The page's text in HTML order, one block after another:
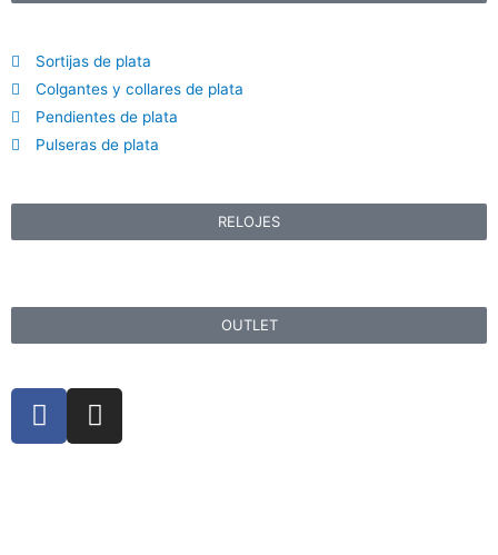
Sortijas de plata
Colgantes y collares de plata
Pendientes de plata
Pulseras de plata
RELOJES
OUTLET
F
a
I
n